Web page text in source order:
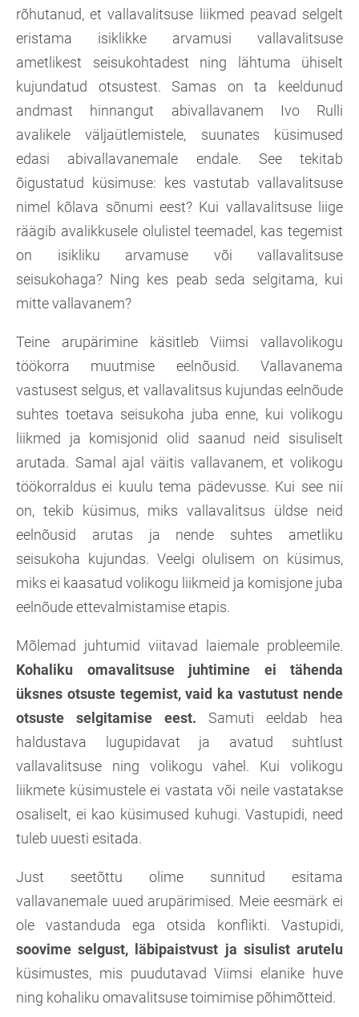
rõhutanud, et vallavalitsuse liikmed peavad selgelt
eristama isiklikke arvamusi vallavalitsuse
ametlikest seisukohtadest ning lähtuma ühiselt
kujundatud otsustest. Samas on ta keeldunud
andmast hinnangut abivallavanem Ivo Rulli
avalikele väljaütlemistele, suunates küsimused
edasi abivallavanemale endale. See tekitab
õigustatud küsimuse: kes vastutab vallavalitsuse
nimel kõlava sõnumi eest? Kui vallavalitsuse liige
räägib avalikkusele olulistel teemadel, kas tegemist
on isikliku arvamuse või vallavalitsuse
seisukohaga? Ning kes peab seda selgitama, kui
mitte vallavanem?
Teine arupärimine käsitleb Viimsi vallavolikogu
töökorra muutmise eelnõusid. Vallavanema
vastusest selgus, et vallavalitsus kujundas eelnõude
suhtes toetava seisukoha juba enne, kui volikogu
liikmed ja komisjonid olid saanud neid sisuliselt
arutada. Samal ajal väitis vallavanem, et volikogu
töökorraldus ei kuulu tema pädevusse. Kui see nii
on, tekib küsimus, miks vallavalitsus üldse neid
eelnõusid arutas ja nende suhtes ametliku
seisukoha kujundas. Veelgi olulisem on küsimus,
miks ei kaasatud volikogu liikmeid ja komisjone juba
eelnõude ettevalmistamise etapis.
Mõlemad juhtumid viitavad laiemale probleemile.
Kohaliku omavalitsuse juhtimine ei tähenda
üksnes otsuste tegemist, vaid ka vastutust nende
otsuste selgitamise eest. Samuti eeldab hea
haldustava lugupidavat ja avatud suhtlust
vallavalitsuse ning volikogu vahel. Kui volikogu
liikmete küsimustele ei vastata või neile vastatakse
osaliselt, ei kao küsimused kuhugi. Vastupidi, need
tuleb uuesti esitada.
Just seetõttu olime sunnitud esitama
vallavanemale uued arupärimised. Meie eesmärk ei
ole vastanduda ega otsida konflikti. Vastupidi,
soovime selgust, läbipaistvust ja sisulist arutelu
küsimustes, mis puudutavad Viimsi elanike huve
ning kohaliku omavalitsuse toimimise põhimõtteid.